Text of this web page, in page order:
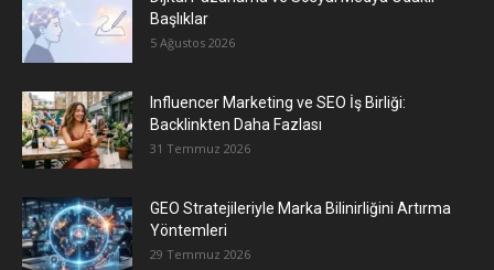
Başlıklar
5 Ağustos 2026
Influencer Marketing ve SEO İş Birliği:
Backlinkten Daha Fazlası
31 Temmuz 2026
GEO Stratejileriyle Marka Bilinirliğini Artırma
Yöntemleri
29 Temmuz 2026